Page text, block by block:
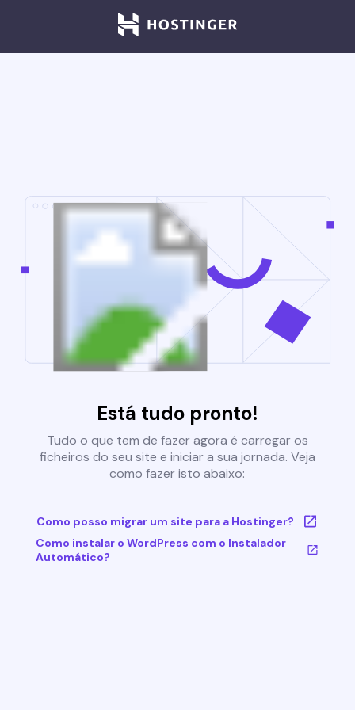
Está tudo pronto!
Tudo o que tem de fazer agora é carregar os
ficheiros do seu site e iniciar a sua jornada. Veja
como fazer isto abaixo:
Como posso migrar um site para a Hostinger?
Como instalar o WordPress com o Instalador
Automático?